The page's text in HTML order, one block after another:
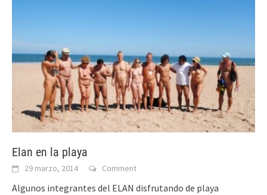
Elan en la playa
29 marzo, 2014 Comment
Algunos integrantes del ELAN disfrutando de playa